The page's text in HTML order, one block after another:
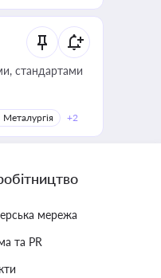
стандартами
Металургія +2
мережа
та PR